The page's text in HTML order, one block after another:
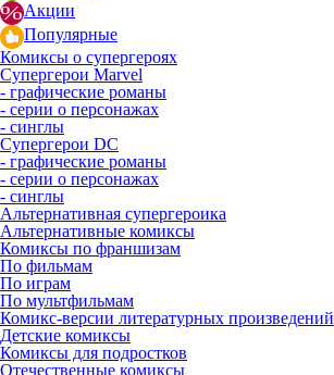
Акции
Популярные
Комиксы о супергероях
Супергерои Marvel
- графические романы
- серии о персонажах
- синглы
Супергерои DC
- графические романы
- серии о персонажах
- синглы
Альтернативная супергероика
Альтернативные комиксы
Комиксы по франшизам
По фильмам
По играм
По мультфильмам
Комикс-версии литературных произведений
Детские комиксы
Комиксы для подростков
Отечественные комиксы